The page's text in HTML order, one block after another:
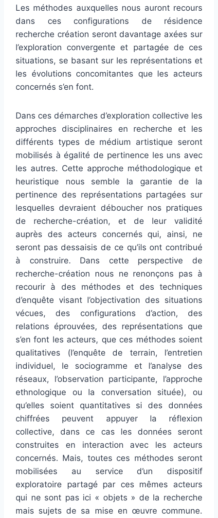
Les méthodes auxquelles nous auront recours
dans ces configurations de résidence
recherche création seront davantage axées sur
l’exploration convergente et partagée de ces
situations, se basant sur les représentations et
les évolutions concomitantes que les acteurs
concernés s’en font.
Dans ces démarches d’exploration collective les
approches disciplinaires en recherche et les
différents types de médium artistique seront
mobilisés à égalité de pertinence les uns avec
les autres. Cette approche méthodologique et
heuristique nous semble la garantie de la
pertinence des représentations partagées sur
lesquelles devraient déboucher nos pratiques
de recherche-création, et de leur validité
auprès des acteurs concernés qui, ainsi, ne
seront pas dessaisis de ce qu’ils ont contribué
à construire. Dans cette perspective de
recherche-création nous ne renonçons pas à
recourir à des méthodes et des techniques
d’enquête visant l’objectivation des situations
vécues, des configurations d’action, des
relations éprouvées, des représentations que
s’en font les acteurs, que ces méthodes soient
qualitatives (l’enquête de terrain, l’entretien
individuel, le sociogramme et l’analyse des
réseaux, l’observation participante, l’approche
ethnologique ou la conversation située), ou
qu’elles soient quantitatives si des données
chiffrées peuvent appuyer la réflexion
collective, dans ce cas les données seront
construites en interaction avec les acteurs
concernés. Mais, toutes ces méthodes seront
mobilisées au service d’un dispositif
exploratoire partagé par ces mêmes acteurs
qui ne sont pas ici « objets » de la recherche
mais sujets de sa mise en œuvre commune.